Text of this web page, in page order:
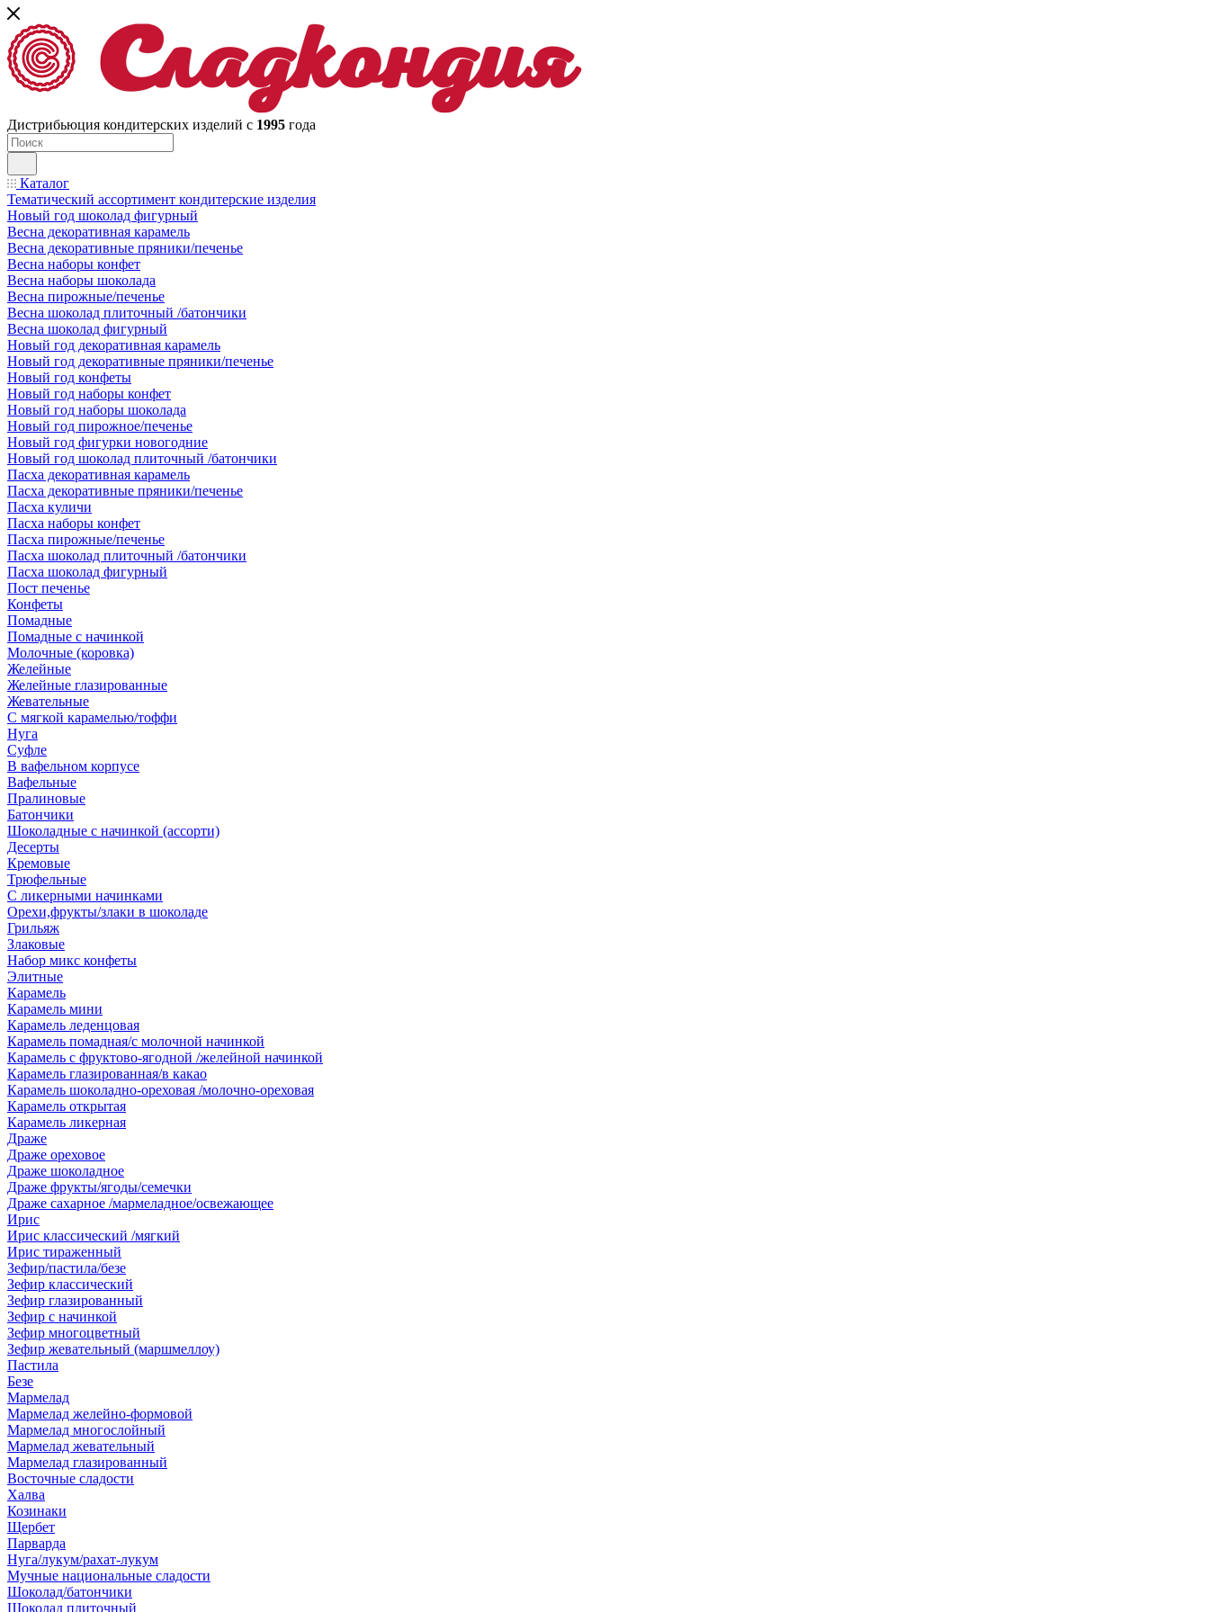
Дистрибьюция кондитерских изделий с 1995 года
Каталог
Тематический ассортимент кондитерские изделия
Новый год шоколад фигурный
Весна декоративная карамель
Весна декоративные пряники/печенье
Весна наборы конфет
Весна наборы шоколада
Весна пирожные/печенье
Весна шоколад плиточный /батончики
Весна шоколад фигурный
Новый год декоративная карамель
Новый год декоративные пряники/печенье
Новый год конфеты
Новый год наборы конфет
Новый год наборы шоколада
Новый год пирожное/печенье
Новый год фигурки новогодние
Новый год шоколад плиточный /батончики
Пасха декоративная карамель
Пасха декоративные пряники/печенье
Пасха куличи
Пасха наборы конфет
Пасха пирожные/печенье
Пасха шоколад плиточный /батончики
Пасха шоколад фигурный
Пост печенье
Конфеты
Помадные
Помадные с начинкой
Молочные (коровка)
Желейные
Желейные глазированные
Жевательные
С мягкой карамелью/тоффи
Нуга
Суфле
В вафельном корпусе
Вафельные
Пралиновые
Батончики
Шоколадные с начинкой (ассорти)
Десерты
Кремовые
Трюфельные
С ликерными начинками
Орехи,фрукты/злаки в шоколаде
Грильяж
Злаковые
Набор микс конфеты
Элитные
Карамель
Карамель мини
Карамель леденцовая
Карамель помадная/с молочной начинкой
Карамель с фруктово-ягодной /желейной начинкой
Карамель глазированная/в какао
Карамель шоколадно-ореховая /молочно-ореховая
Карамель открытая
Карамель ликерная
Драже
Драже ореховое
Драже шоколадное
Драже фрукты/ягоды/семечки
Драже сахарное /мармеладное/освежающее
Ирис
Ирис классический /мягкий
Ирис тираженный
Зефир/пастила/безе
Зефир классический
Зефир глазированный
Зефир с начинкой
Зефир многоцветный
Зефир жевательный (маршмеллоу)
Пастила
Безе
Мармелад
Мармелад желейно-формовой
Мармелад многослойный
Мармелад жевательный
Мармелад глазированный
Восточные сладости
Халва
Козинаки
Щербет
Парварда
Нуга/лукум/рахат-лукум
Мучные национальные сладости
Шоколад/батончики
Шоколад плиточный